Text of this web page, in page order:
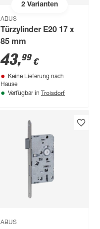
2Varianten
ABUS
Türzylinder E20 17 x
85 mm
43,99 €
Keine Lieferung nach
Hause
Verfügbar in Troisdorf
ABUS